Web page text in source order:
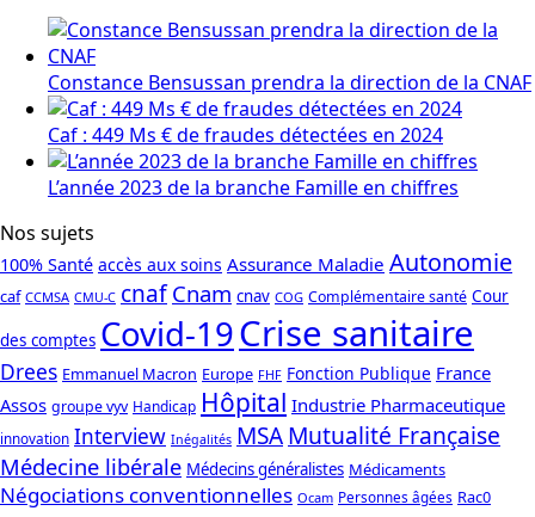
Constance Bensussan prendra la direction de la CNAF
Caf : 449 Ms € de fraudes détectées en 2024
L’année 2023 de la branche Famille en chiffres
Nos sujets
100% Santé accès aux soins Assurance Maladie Autonomie
caf CCMSA CMU-C cnaf Cnam cnav COG Complémentaire santé Cour
des comptes Covid-19Crise sanitaire
Drees Emmanuel Macron Europe FHF Fonction Publique France
Assos groupe vyv Handicap Hôpital Industrie Pharmaceutique
innovation Interview Inégalités MSAMutualité Française
Médecine libérale Médecins généralistes Médicaments
Négociations conventionnelles Ocam Personnes âgées Rac0